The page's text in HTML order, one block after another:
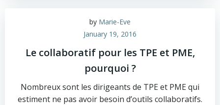
by Marie-Eve
January 19, 2016
Le collaboratif pour les TPE et PME,
pourquoi ?
Nombreux sont les dirigeants de TPE et PME qui
estiment ne pas avoir besoin d’outils collaboratifs.